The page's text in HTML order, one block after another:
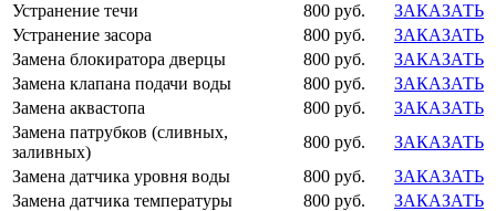
Устранение течи
800 руб.
ЗАКАЗАТЬ
Устранение засора
800 руб.
ЗАКАЗАТЬ
Замена блокиратора дверцы
800 руб.
ЗАКАЗАТЬ
Замена клапана подачи воды
800 руб.
ЗАКАЗАТЬ
Замена аквастопа
800 руб.
ЗАКАЗАТЬ
Замена патрубков (сливных,
заливных)
800 руб.
ЗАКАЗАТЬ
Замена датчика уровня воды
800 руб.
ЗАКАЗАТЬ
Замена датчика температуры
800 руб.
ЗАКАЗАТЬ